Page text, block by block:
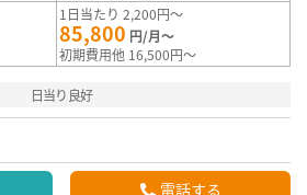
1日当たり 2,200円～
85,800 円/月～
初期費用他 16,500円～
日当り良好
電話する